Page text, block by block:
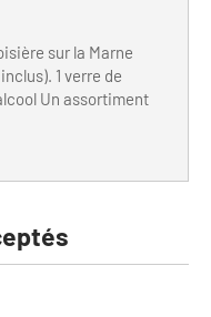
visiteurs
sur la Marne
1 verre de
Un assortiment